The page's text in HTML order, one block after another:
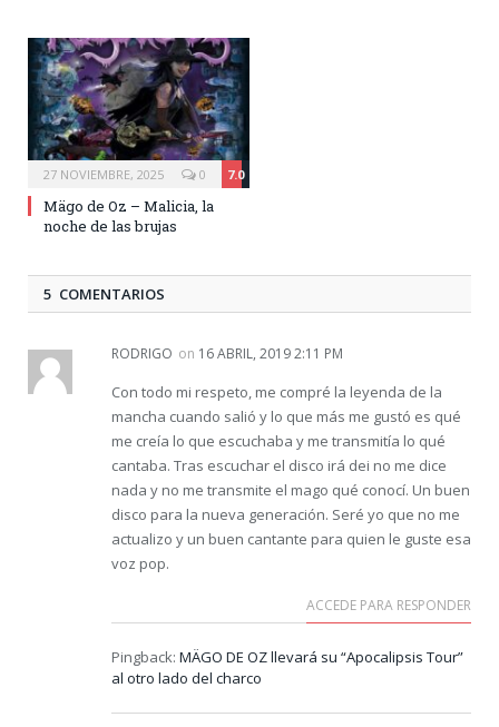
27 NOVIEMBRE, 2025 7.0
0
Mägo de Oz – Malicia, la
noche de las brujas
5 COMENTARIOS
RODRIGO on 16 ABRIL, 2019 2:11 PM
Con todo mi respeto, me compré la leyenda de la
mancha cuando salió y lo que más me gustó es qué
me creía lo que escuchaba y me transmitía lo qué
cantaba. Tras escuchar el disco irá dei no me dice
nada y no me transmite el mago qué conocí. Un buen
disco para la nueva generación. Seré yo que no me
actualizo y un buen cantante para quien le guste esa
voz pop.
ACCEDE PARA RESPONDER
Pingback: MÄGO DE OZ llevará su “Apocalipsis Tour”
al otro lado del charco